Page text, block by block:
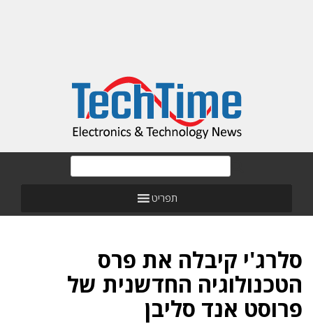
תפריט
סלרג'י קיבלה את פרס
הטכנולוגיה החדשנית של
פרוסט אנד סליבן